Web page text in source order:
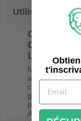
Utilisation
Comment
Lotion -
Massez la
au besoin, en
contour des
gélules ou
peuvent être
A conserver